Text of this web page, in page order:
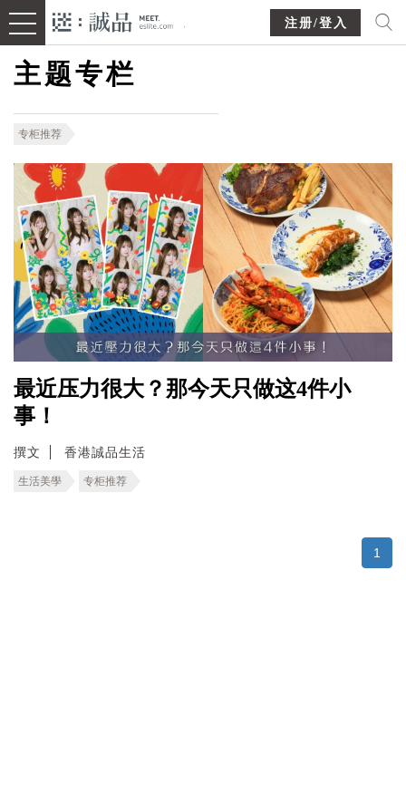
注册/登入
主题专栏
专柜推荐
最近压力很大？那今天只做这4件小
事！
撰文 香港誠品生活
生活美學 专柜推荐
1